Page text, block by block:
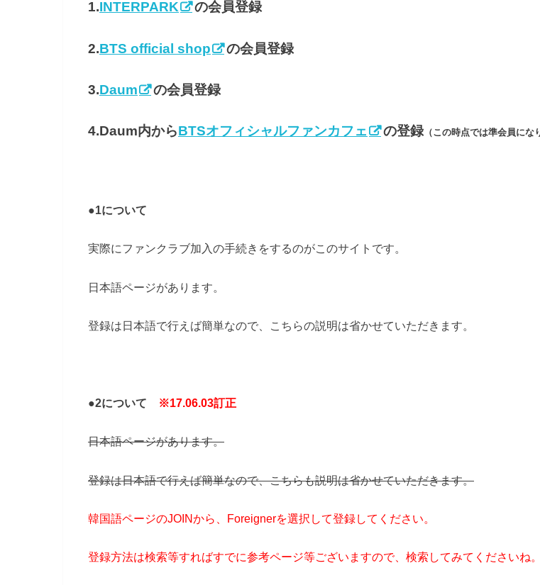
1.INTERPARK の会員登録
2.BTS official shop の会員登録
3.Daum の会員登録
4.Daum内からBTSオフィシャルファンカフェ の登録（この時点では準会員にな
●1について
実際にファンクラブ加入の手続きをするのがこのサイトです。
日本語ページがあります。
登録は日本語で行えば簡単なので、こちらの説明は省かせていただきます。
●2について ※17.06.03訂正
日本語ページがあります。
登録は日本語で行えば簡単なので、こちらも説明は省かせていただきます。
韓国語ページのJOINから、Foreignerを選択して登録してください。
登録方法は検索等すればすでに参考ページ等ございますので、検索してみてくださいね。